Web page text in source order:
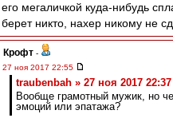
его мегаличкой куда-нибудь
берет никто, нахер никому не
Крофт -
27 ноя 2017 22:55
traubenbah » 27 ноя 2017 22:37
Вообще грамотный мужик, но
эмоций или эпатажа?